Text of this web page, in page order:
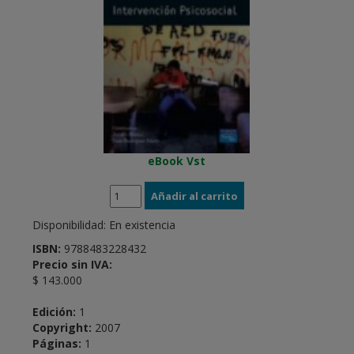
eBook Vst
Disponibilidad: En existencia
ISBN: 9788483228432
Precio sin IVA:
$ 143.000
Edición: 1
Copyright: 2007
Páginas: 1